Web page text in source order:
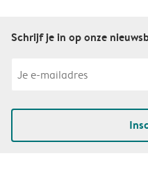
Schrijf je in op onze